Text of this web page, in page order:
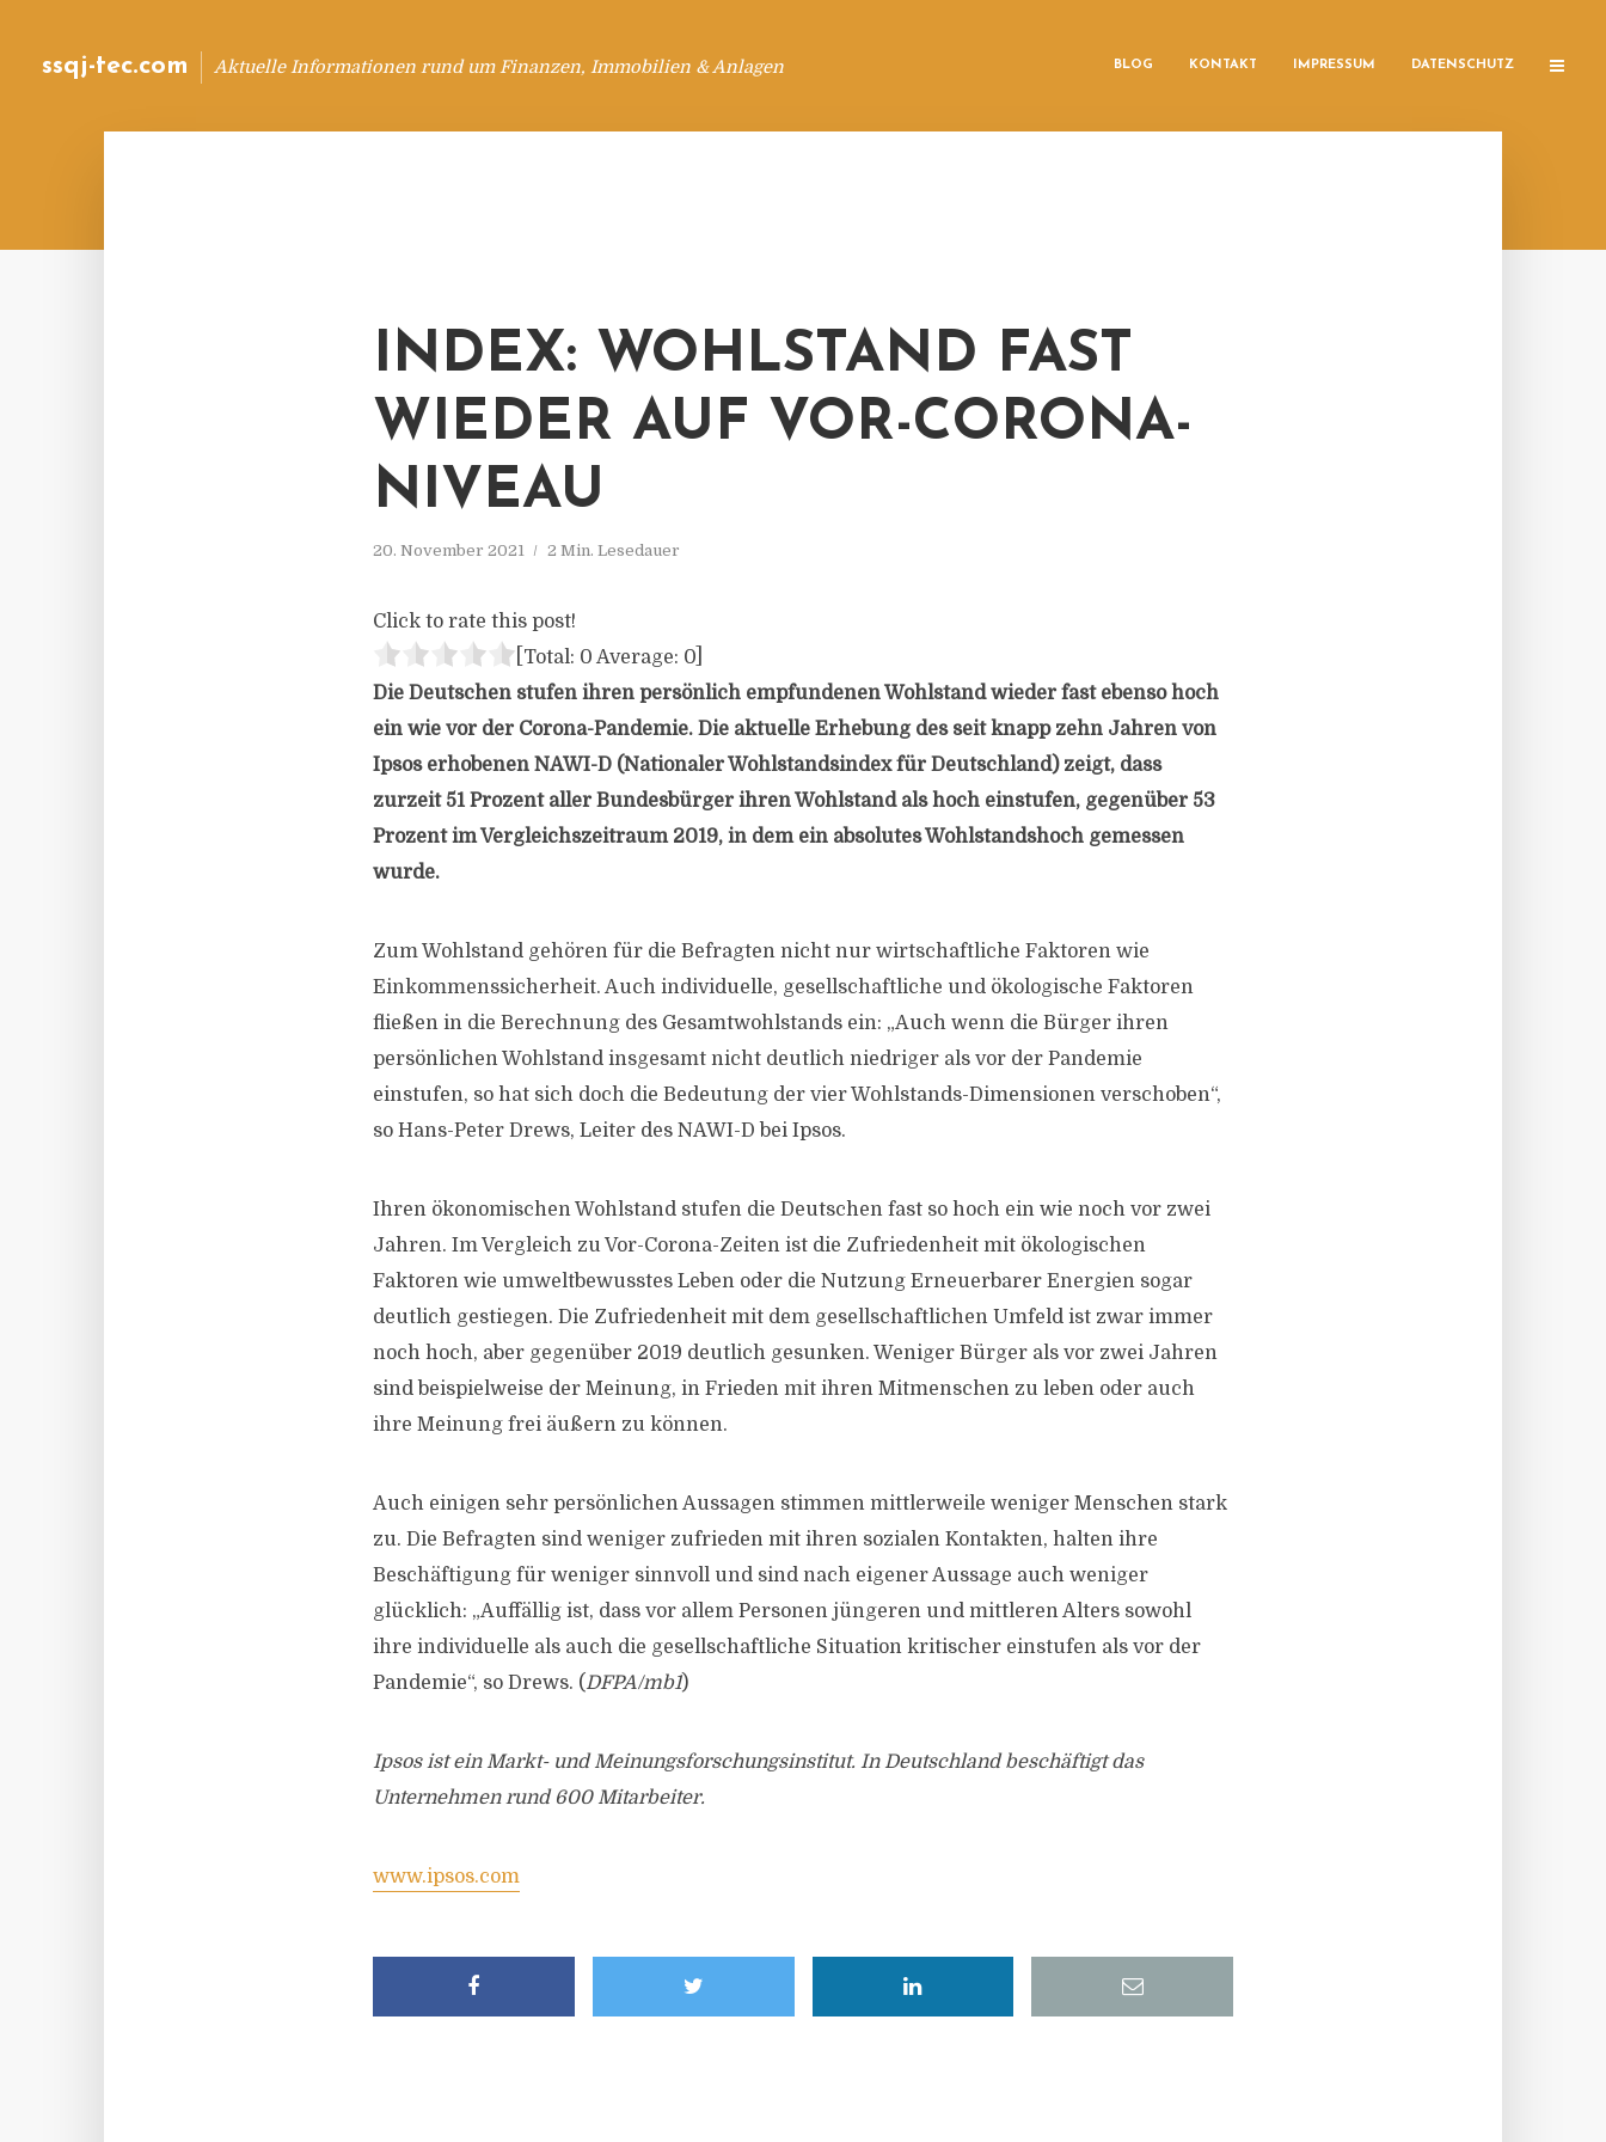
ssqj-tec.com Aktuelle Informationen rund um Finanzen, Immobilien & Anlagen BLOG KONTAKT IMPRESSUM DATENSCHUTZ
INDEX: WOHLSTAND FAST
WIEDER AUF VOR-CORONA-
NIVEAU
20. November 2021 2 Min. Lesedauer
Click to rate this post!
[Total: 0 Average: 0
Die Deutschen stufen ihren persönlich empfundenen Wohlstand wieder fast ebenso hoch
ein wie vor der Corona-Pandemie. Die aktuelle Erhebung des seit knapp zehn Jahren von
Ipsos erhobenen NAWI-D (Nationaler Wohlstandsindex für Deutschland) zeigt, dass
zurzeit 51 Prozent aller Bundesbürger ihren Wohlstand als hoch einstufen, gegenüber 53
Prozent im Vergleichszeitraum 2019, in dem ein absolutes Wohlstandshoch gemessen
wurde.
Zum Wohlstand gehören für die Befragten nicht nur wirtschaftliche Faktoren wie
Einkommenssicherheit. Auch individuelle, gesellschaftliche und ökologische Faktoren
fließen in die Berechnung des Gesamtwohlstands ein: „Auch wenn die Bürger ihren
persönlichen Wohlstand insgesamt nicht deutlich niedriger als vor der Pandemie
einstufen, so hat sich doch die Bedeutung der vier Wohlstands-Dimensionen verschoben“,
so Hans-Peter Drews, Leiter des NAWI-D bei Ipsos.
Ihren ökonomischen Wohlstand stufen die Deutschen fast so hoch ein wie noch vor zwei
Jahren. Im Vergleich zu Vor-Corona-Zeiten ist die Zufriedenheit mit ökologischen
Faktoren wie umweltbewusstes Leben oder die Nutzung Erneuerbarer Energien sogar
deutlich gestiegen. Die Zufriedenheit mit dem gesellschaftlichen Umfeld ist zwar immer
noch hoch, aber gegenüber 2019 deutlich gesunken. Weniger Bürger als vor zwei Jahren
sind beispielweise der Meinung, in Frieden mit ihren Mitmenschen zu leben oder auch
ihre Meinung frei äußern zu können.
Auch einigen sehr persönlichen Aussagen stimmen mittlerweile weniger Menschen stark
zu. Die Befragten sind weniger zufrieden mit ihren sozialen Kontakten, halten ihre
Beschäftigung für weniger sinnvoll und sind nach eigener Aussage auch weniger
glücklich: „Auffällig ist, dass vor allem Personen jüngeren und mittleren Alters sowohl
ihre individuelle als auch die gesellschaftliche Situation kritischer einstufen als vor der
Pandemie“, so Drews. (DFPA/mb1)
Ipsos ist ein Markt- und Meinungsforschungsinstitut. In Deutschland beschäftigt das
Unternehmen rund 600 Mitarbeiter.
www.ipsos.com